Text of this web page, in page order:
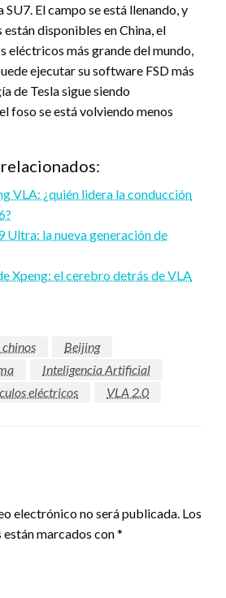
SU7. El campo se está llenando, y
disponibles en China, el
eléctricos más grande del mundo,
ejecutar su software FSD más
de Tesla sigue siendo
foso se está volviendo menos
VLA: ¿quién lidera la conducción
Ultra: la nueva generación de
Xpeng: el cerebro detrás de VLA
Beijing
Inteligencia Artificial
eléctricos
VLA 2.0
electrónico no será publicada. Los
marcados con*